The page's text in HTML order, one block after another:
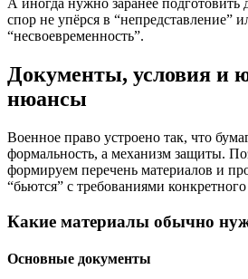
А иногда нужно заранее подготовить
спор не упёрся в “непредставление”
“несвоевременность”.
Документы, условия и
нюансы
Военное право устроено так, что
формальность, а механизм защиты.
формируем перечень материалов и
“бьются” с требованиями конкретного
Какие материалы обычно
Основные документы